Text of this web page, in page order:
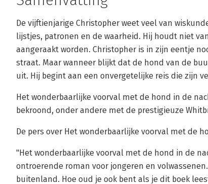
De vijftienjarige Christopher weet veel van
lijstjes, patronen en de waarheid. Hij houdt niet
aangeraakt worden. Christopher is in zijn eentje
straat. Maar wanneer blijkt dat de hond van de
uit. Hij begint aan een onvergetelijke reis die zijn
Het wonderbaarlijke voorval met de hond in de
bekroond, onder andere met de prestigieuze
De pers over Het wonderbaarlijke voorval met de
"Het wonderbaarlijke voorval met de hond in de
ontroerende roman voor jongeren en
buitenland. Hoe oud je ook bent als je dit boek